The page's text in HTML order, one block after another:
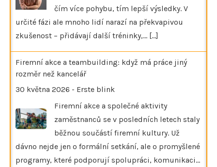
čím více pohybu, tím lepší výsledky. V
určité fázi ale mnoho lidí narazí na překvapivou
zkušenost – přidávají další tréninky,… [...]
Firemní akce a teambuilding: když má práce jiný
rozměr než kancelář
30 května 2026 - Erste blink
Firemní akce a společné aktivity
zaměstnanců se v posledních letech staly
běžnou součástí firemní kultury. Už
dávno nejde jen o formální setkání, ale o promyšlené
programy, které podporují spolupráci, komunikaci…